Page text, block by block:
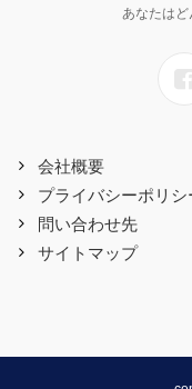
あなたはど
会社概要
プライバシーポリシ
問い合わせ先
サイトマップ